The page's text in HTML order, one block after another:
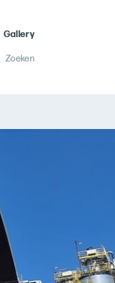
Gallery
Zoeken